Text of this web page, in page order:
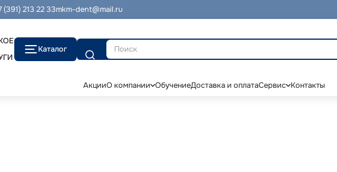
(391) 213 22 33mkm-dent@mail.ru
Каталог
Поиск
АкцииО компании ОбучениеДоставка и оплатаСервис Контакты